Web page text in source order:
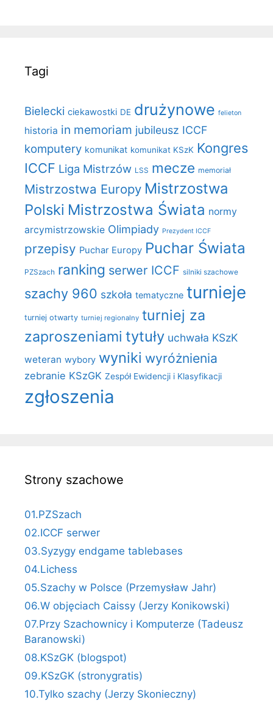
Tagi
Bielecki ciekawostki DE drużynowe felieton
historia in memoriam jubileusz ICCF
komputery komunikat komunikat KSzK Kongres
ICCF Liga Mistrzów LSS mecze memoriał
Mistrzostwa Europy Mistrzostwa
Polski Mistrzostwa Świata normy
arcymistrzowskie Olimpiady Prezydent ICCF
przepisy Puchar Europy Puchar Świata
PZSzach ranking serwer ICCF silniki szachowe
szachy 960 szkoła tematyczne turnieje
turniej otwarty turniej regionalny turniej za
zaproszeniami tytuły uchwała KSzK
weteran wybory wyniki wyróżnienia
zebranie KSzGK Zespół Ewidencji i Klasyfikacji
zgłoszenia
Strony szachowe
01.PZSzach
02.ICCF serwer
03.Syzygy endgame tablebases
04.Lichess
05.Szachy w Polsce (Przemysław Jahr)
06.W objęciach Caissy (Jerzy Konikowski)
07.Przy Szachownicy i Komputerze (Tadeusz
Baranowski)
08.KSzGK (blogspot)
09.KSzGK (stronygratis)
10.Tylko szachy (Jerzy Skonieczny)